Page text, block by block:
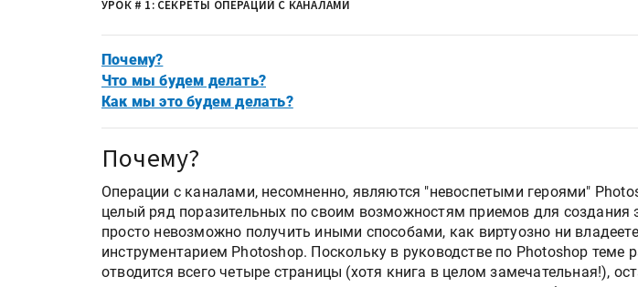
УРОК # 1: СЕКРЕТЫ ОПЕРАЦИЙ С КАНАЛАМИ
Почему?
Что мы будем делать?
Как мы это будем делать?
Почему?
Операции с каналами, несомненно, являются "невоспетыми героями"
целый ряд поразительных по своим возможностям приемов для создания
просто невозможно получить иными способами, как виртуозно ни
инструментарием Photoshop. Поскольку в руководстве по Photoshop теме
отводится всего четыре страницы (хотя книга в целом замечательная!),